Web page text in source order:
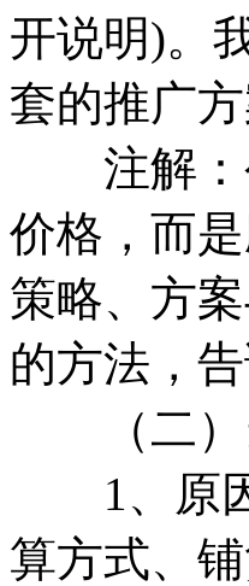
开说明)。
套的推广
注解：
价格，而
策略、方
的方法，
（二）
1、原因
算方式、